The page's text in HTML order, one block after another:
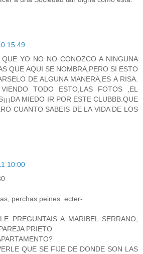
15:49
QUE YO NO NO CONOZCO A NINGUNA
QUE AQUI SE NOMBRA,PERO SI ESTO
DE ALGUNA MANERA,ES A RISA.
VIENDO TODO ESTO,LAS FOTOS ,EL
MIEDO IR POR ESTE CLUBBB.QUE
CUANTO SABEIS DE LA VIDA DE LOS
10:00
perchas peines. ecter-
PREGUNTAIS A MARIBEL SERRANO,
PRIETO
QUE SE FIJE DE DONDE SON LAS